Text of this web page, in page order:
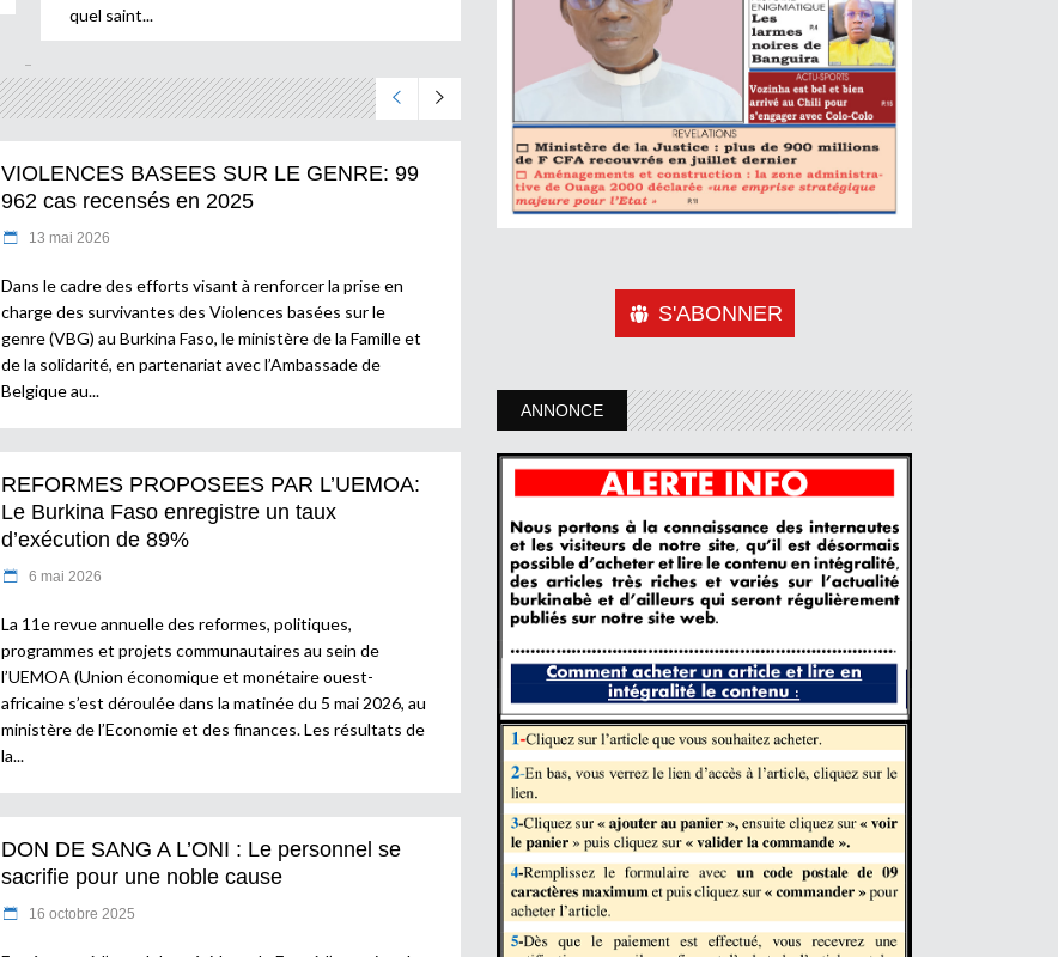
quel saint
VIOLENCES BASEES SUR LE GENRE: 99
962 cas recensés en 2025
13 mai 2026
Dans le cadre des efforts visant à renforcer la prise en
charge des survivantes des Violences basées sur le
genre (VBG) au Burkina Faso, le ministère de la Famille et
de la solidarité, en partenariat avec l’Ambassade de
Belgique au
REFORMES PROPOSEES PAR L’UEMOA:
Le Burkina Faso enregistre un taux
d’exécution de 89%
6 mai 2026
La 11e revue annuelle des reformes, politiques,
programmes et projets communautaires au sein de
l’UEMOA (Union économique et monétaire ouest-
africaine s’est déroulée dans la matinée du 5 mai 2026, au
ministère de l’Economie et des finances. Les résultats de
la
DON DE SANG A L’ONI : Le personnel se
sacrifie pour une noble cause
16 octobre 2025
S'ABONNER
ANNONCE